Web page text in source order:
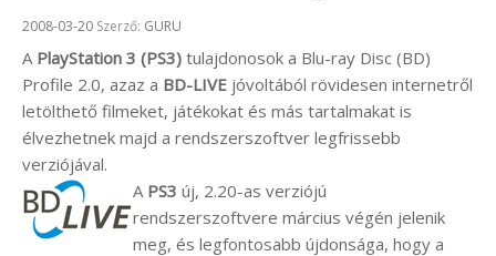
Beküldve:
2008-03-20 Szerző: GURU
A PlayStation 3 (PS3) tulajdonosok a Blu-ray Disc (BD)
Profile 2.0, azaz a BD-LIVE jóvoltából rövidesen internetről
letölthető filmeket, játékokat és más tartalmakat is
élvezhetnek majd a rendszerszoftver legfrissebb
verziójával.
A PS3 új, 2.20-as verziójú
rendszerszoftvere március végén jelenik
meg, és legfontosabb újdonsága, hogy a